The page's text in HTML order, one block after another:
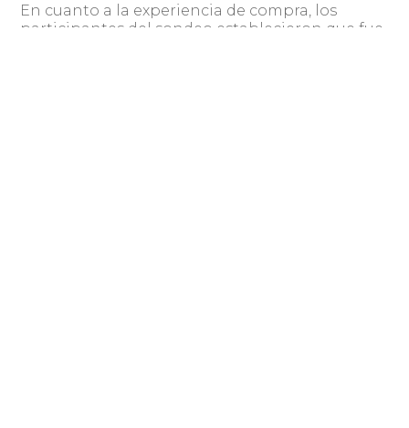
En cuanto a la experiencia de compra, los
participantes del sondeo establecieron que fue